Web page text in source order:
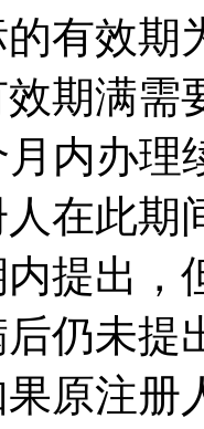
有效期
期满需
内办理
在此期
提出，
仍未提
原注册